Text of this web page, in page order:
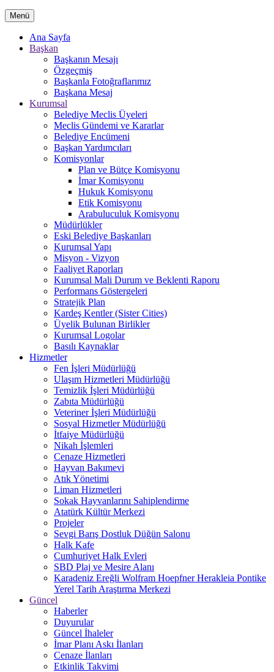
Menü
Ana Sayfa
Başkan
Başkanın Mesajı
Özgeçmiş
Başkanla Fotoğraflarımız
Başkana Mesaj
Kurumsal
Belediye Meclis Üyeleri
Meclis Gündemi ve Kararlar
Belediye Encümeni
Başkan Yardımcıları
Komisyonlar
Plan ve Bütçe Komisyonu
İmar Komisyonu
Hukuk Komisyonu
Etik Komisyonu
Arabuluculuk Komisyonu
Müdürlükler
Eski Belediye Başkanları
Kurumsal Yapı
Misyon - Vizyon
Faaliyet Raporları
Kurumsal Mali Durum ve Beklenti Raporu
Performans Göstergeleri
Stratejik Plan
Kardeş Kentler (Sister Cities)
Üyelik Bulunan Birlikler
Kurumsal Logolar
Basılı Kaynaklar
Hizmetler
Fen İşleri Müdürlüğü
Ulaşım Hizmetleri Müdürlüğü
Temizlik İşleri Müdürlüğü
Zabıta Müdürlüğü
Veteriner İşleri Müdürlüğü
Sosyal Hizmetler Müdürlüğü
İtfaiye Müdürlüğü
Nikah İşlemleri
Cenaze Hizmetleri
Hayvan Bakımevi
Atık Yönetimi
Liman Hizmetleri
Sokak Hayvanlarını Sahiplendirme
Atatürk Kültür Merkezi
Projeler
Sevgi Barış Dostluk Düğün Salonu
Halk Kafe
Cumhuriyet Halk Evleri
SBD Plaj ve Mesire Alanı
Karadeniz Ereğli Wolfram Hoepfner Herakleia Pontike
Yerel Tarih Araştırma Merkezi
Güncel
Haberler
Duyurular
Güncel İhaleler
İmar Planı Askı İlanları
Cenaze İlanları
Etkinlik Takvimi